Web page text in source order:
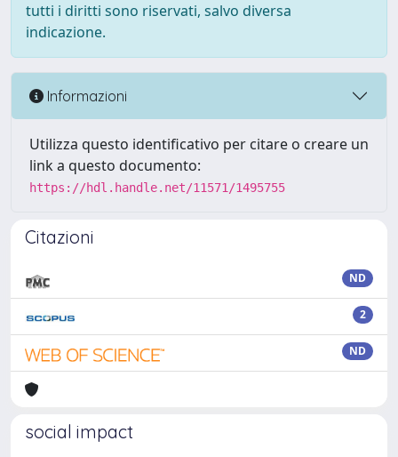
tutti i diritti sono riservati, salvo diversa
indicazione.
Informazioni
Utilizza questo identificativo per citare o creare un
link a questo documento:
https://hdl.handle.net/11571/1495755
Citazioni
ND
2
ND
social impact